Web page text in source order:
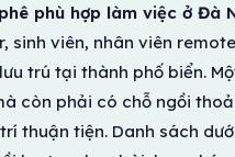
phù hợp làm việc ở Đà
sinh viên, nhân viên
trú tại thành phố biển.
còn phải có chỗ ngồi
thuận tiện. Danh sách